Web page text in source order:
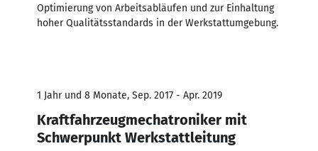
Optimierung von Arbeitsabläufen und zur Einhaltung
hoher Qualitätsstandards in der Werkstattumgebung.
1 Jahr und 8 Monate, Sep. 2017 - Apr. 2019
Kraftfahrzeugmechatroniker mit
Schwerpunkt Werkstattleitung